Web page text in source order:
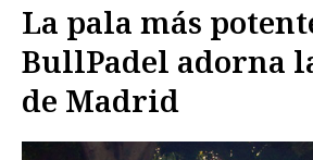
La pala más
BullPadel adorna
de Madrid